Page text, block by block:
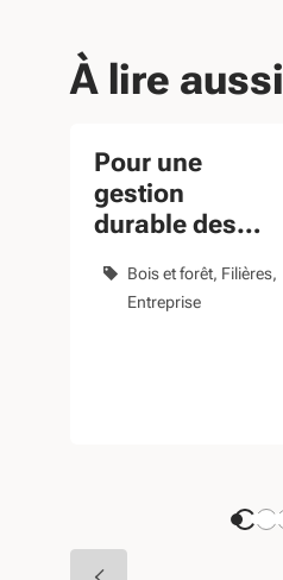
À lire aussi
Pour une
gestion
durable des
partenariat
avec l’ONF
Bois et forêt Filières
Entreprise